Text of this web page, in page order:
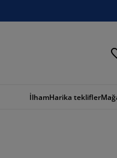
İlhamHarika teklifler